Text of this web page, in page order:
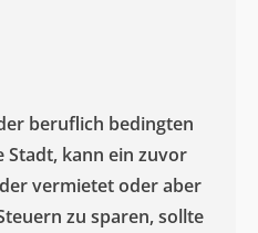
beruflich bedingten
Stadt, kann ein zuvor
vermietet oder aber
zu sparen, sollte